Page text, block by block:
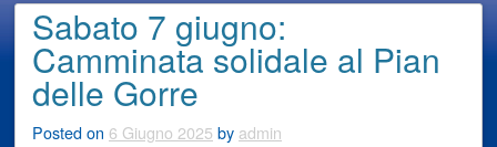
Sabato 7 giugno:
Camminata solidale al Pian
delle Gorre
Posted on 6 Giugno 2025 by admin